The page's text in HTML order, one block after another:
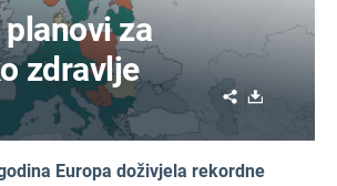
za
zdravlje
Share
Europa doživjela rekordne